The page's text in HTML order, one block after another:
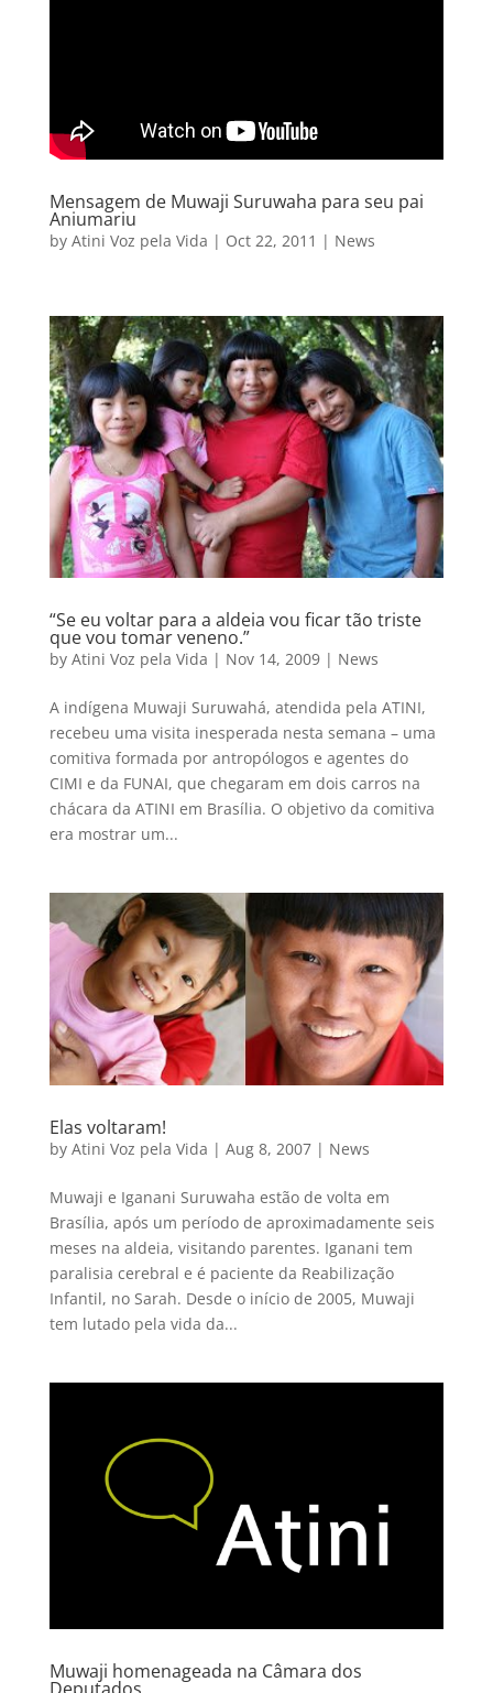
Mensagem de Muwaji Suruwaha para seu pai
Aniumariu
by Atini Voz pela Vida | Oct 22, 2011 | News
“Se eu voltar para a aldeia vou ficar tão triste
que vou tomar veneno.”
by Atini Voz pela Vida | Nov 14, 2009| News
A indígena Muwaji Suruwahá, atendida pela ATINI,
recebeu uma visita inesperada nesta semana – uma
comitiva formada por antropólogos e agentes do
CIMI e da FUNAI, que chegaram em dois carros na
chácara da ATINI em Brasília. O objetivo da comitiva
era mostrar um...
Elas voltaram!
by Atini Voz pela Vida | Aug 8, 2007| News
Muwaji e Iganani Suruwaha estão de volta em
Brasília, após um período de aproximadamente seis
meses na aldeia, visitando parentes. Iganani tem
paralisia cerebral e é paciente da Reabilização
Infantil, no Sarah. Desde o início de 2005, Muwaji
tem lutado pela vida da...
Muwaji homenageada na Câmara dos